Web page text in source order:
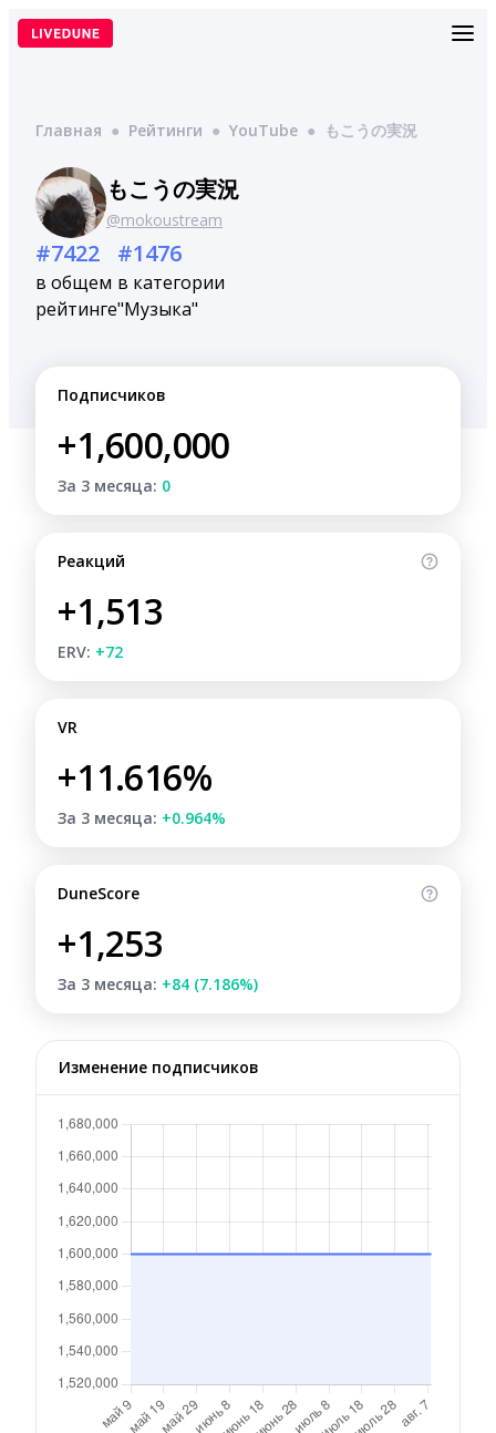
Перейти
Главная ● Рейтинги ● YouTube ● もこうの実況
もこうの実況
@mokoustream
#7422
в общем
рейтинге
#1476
в категории
"Музыка"
Подписчиков
+1,600,000
За 3 месяца: 0
Реакций
+1,513
ERV: +72
VR
+11.616%
За 3 месяца: +0.964%
DuneScore
+1,253
За 3 месяца: +84 (7.186%)
Изменение подписчиков